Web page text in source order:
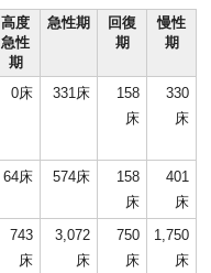
高度
急性
期
急性期
回復
期
慢性
期
0床 331床
158
床
330
床
64床 574床
158
床
401
床
743
床
3,072
床
750
床
1,750
床